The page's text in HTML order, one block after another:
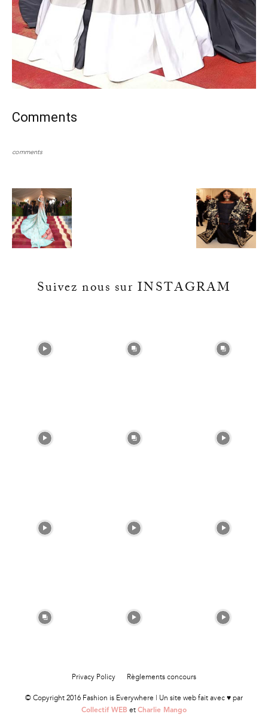
Comments
comments
Suivez nous sur INSTAGRAM
Privacy Policy Règlements concours
© Copyright 2016 Fashion is Everywhere | Un site web fait avec ♥ par
Collectif WEB et Charlie Mango